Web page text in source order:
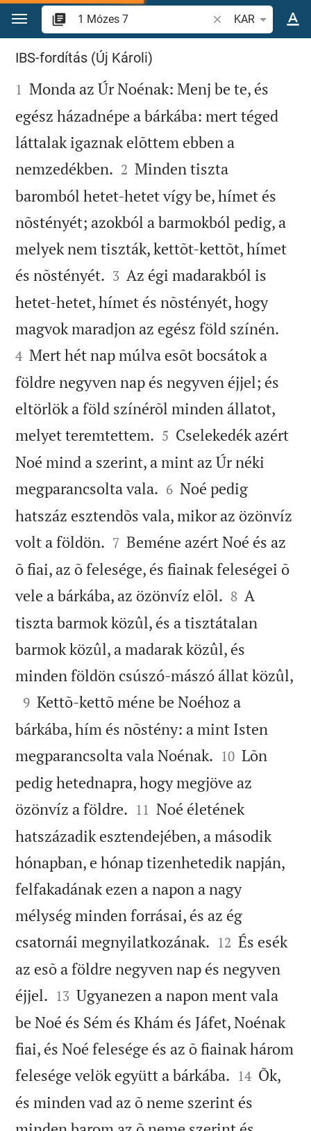
Ugrás a tartalomra
Igevers vagy szó
KAR
1 Mózes 7
IBS-fordítás (Új Károli)

1 Monda az Úr Noénak: Menj be te, és
egész házadnépe a bárkába: mert téged
láttalak igaznak elõttem ebben a
nemzedékben. 

2 Minden tiszta
baromból hetet-hetet vígy be, hímet és
nõstényét; azokból a barmokból pedig, a
melyek nem tiszták, kettõt-kettõt, hímet
és nõstényét. 

3 Az égi madarakból is
hetet-hetet, hímet és nõstényét, hogy
magvok maradjon az egész föld színén.
4 Mert hét nap múlva esõt bocsátok a
földre negyven nap és negyven éjjel; és
eltörlök a föld színérõl minden állatot,
melyet teremtettem. 

5 Cselekedék azért
Noé mind a szerint, a mint az Úr néki
megparancsolta vala. 

6 Noé pedig
hatszáz esztendõs vala, mikor az özönvíz
volt a földön. 

7 Beméne azért Noé és az
õ fiai, az õ felesége, és fiainak feleségei õ
vele a bárkába, az özönvíz elõl. 

8 A
tiszta barmok közûl, és a tisztátalan
barmok közûl, a madarak közûl, és
minden földön csúszó-mászó állat közûl,

9 Kettõ-kettõ méne be Noéhoz a
bárkába, hím és nõstény: a mint Isten
megparancsolta vala Noénak. 

10 Lõn
pedig hetednapra, hogy megjöve az
özönvíz a földre. 

11 Noé életének
hatszázadik esztendejében, a második
hónapban, e hónap tizenhetedik napján,
felfakadának ezen a napon a nagy
mélység minden forrásai, és az ég
csatornái megnyilatkozának. 

12 És esék
az esõ a földre negyven nap és negyven
éjjel. 

13 Ugyanezen a napon ment vala
be Noé és Sém és Khám és Jáfet, Noénak
fiai, és Noé felesége és az õ fiainak három
felesége velök együtt a bárkába. 

14 Õk,
és minden vad az õ neme szerint és